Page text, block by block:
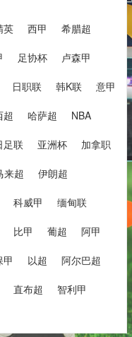
英 西甲 希腊超
足协杯 卢森甲
日职联 韩K联 意甲
超 哈萨超 NBA
足联 亚洲杯 加拿职
来超 伊朗超
科威甲 缅甸联
比甲 葡超 阿甲
甲 以超 阿尔巴超
直布超 智利甲